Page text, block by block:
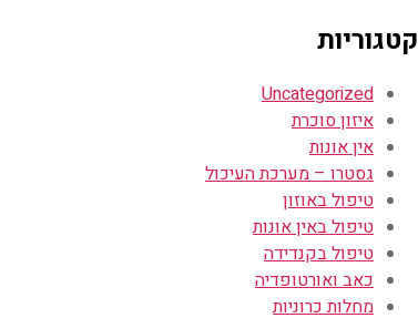
קטגוריות
Uncategorized
איזון סוכרת
אין אונות
גסטרו – מערכת העיכול
טיפול באוזון
טיפול באין אונות
טיפול בקנדידה
כאב ואורטופדיה
מחלות כרוניות